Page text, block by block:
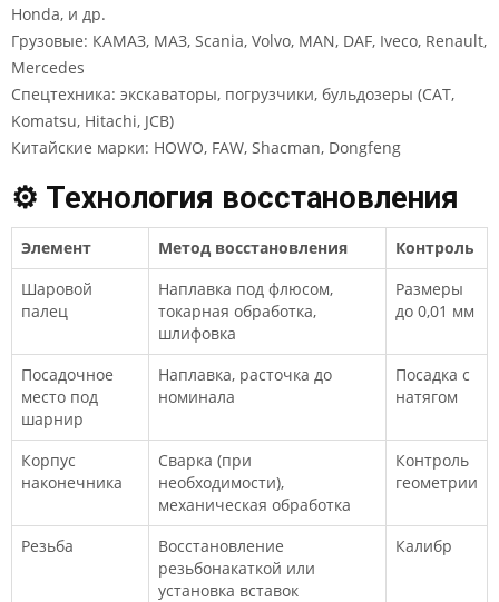
Honda, и др.
Грузовые: КАМАЗ, МАЗ, Scania, Volvo, MAN, DAF, Iveco, Renault,
Mercedes
Спецтехника: экскаваторы, погрузчики, бульдозеры (CAT,
Komatsu, Hitachi, JCB)
Китайские марки: HOWO, FAW, Shacman, Dongfeng
⚙️ Технология восстановления
Элемент Метод восстановления
Контроль
Шаровой
палец
Наплавка под флюсом,
токарная обработка,
шлифовка
Размеры
до 0,01 мм
Посадочное
место под
шарнир
Наплавка, расточка до
номинала
Посадка с
натягом
Корпус
наконечника
Сварка (при
необходимости),
механическая обработка
Контроль
геометрии
Резьба
Восстановление
резьбонакаткой или
установка вставок
Калибр